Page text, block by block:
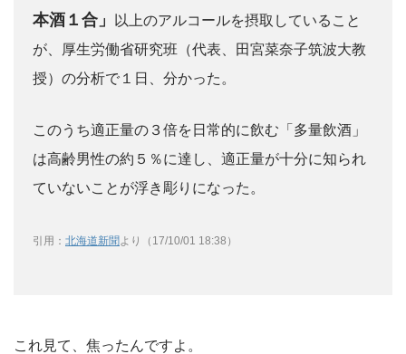
本酒１合」
以上のアルコールを摂取していること
が、厚生労働省研究班（代表、田宮菜奈子筑波大教
授）の分析で１日、分かった。
このうち適正量の３倍を日常的に飲む「多量飲酒」
は高齢男性の約５％に達し、適正量が十分に知られ
ていないことが浮き彫りになった。
引用： 北海道新聞 より（17/10/01 18:38）
これ見て、焦ったんですよ。